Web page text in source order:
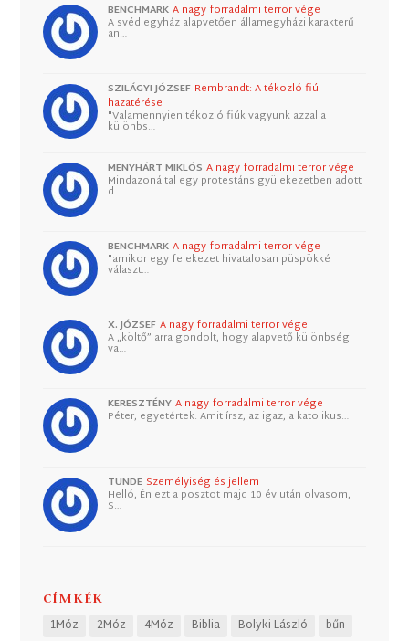
BENCHMARK A nagy forradalmi terror vége
A svéd egyház alapvetően államegyházi karakterű
an…
SZILÁGYI JÓZSEF Rembrandt: A tékozló fiú
hazatérése
"Valamennyien tékozló fiúk vagyunk azzal a
különbs…
MENYHÁRT MIKLÓS A nagy forradalmi terror vége
Mindazonáltal egy protestáns gyülekezetben adott
d…
BENCHMARK A nagy forradalmi terror vége
"amikor egy felekezet hivatalosan püspökké
választ…
X. JÓZSEF A nagy forradalmi terror vége
A „költő” arra gondolt, hogy alapvető különbség
va…
KERESZTÉNY A nagy forradalmi terror vége
Péter, egyetértek. Amit írsz, az igaz, a katolikus…
TUNDE Személyiség és jellem
Helló, Én ezt a posztot majd 10 év után olvasom,
S…
CÍMKÉK
1Móz 2Móz 4Móz Biblia Bolyki László
bűn